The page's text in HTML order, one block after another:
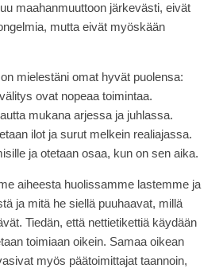
maahanmuuttoon järkevästi, eivät
mutta eivät myöskään
mielestäni omat hyvät puolensa:
ovat nopeaa toimintaa.
mukana arjessa ja juhlassa.
ilot ja surut melkein realiajassa.
ja otetaan osaa, kun on sen aika.
aiheesta huolissamme lastemme ja
ja mitä he siellä puuhaavat, millä
Tiedän, että nettietikettiä käydään
toimiaan oikein. Samaa oikean
myös päätoimittajat taannoin,